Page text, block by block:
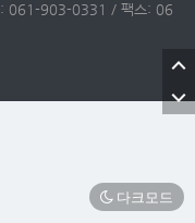
: 061-903-0331 / 팩스: 06